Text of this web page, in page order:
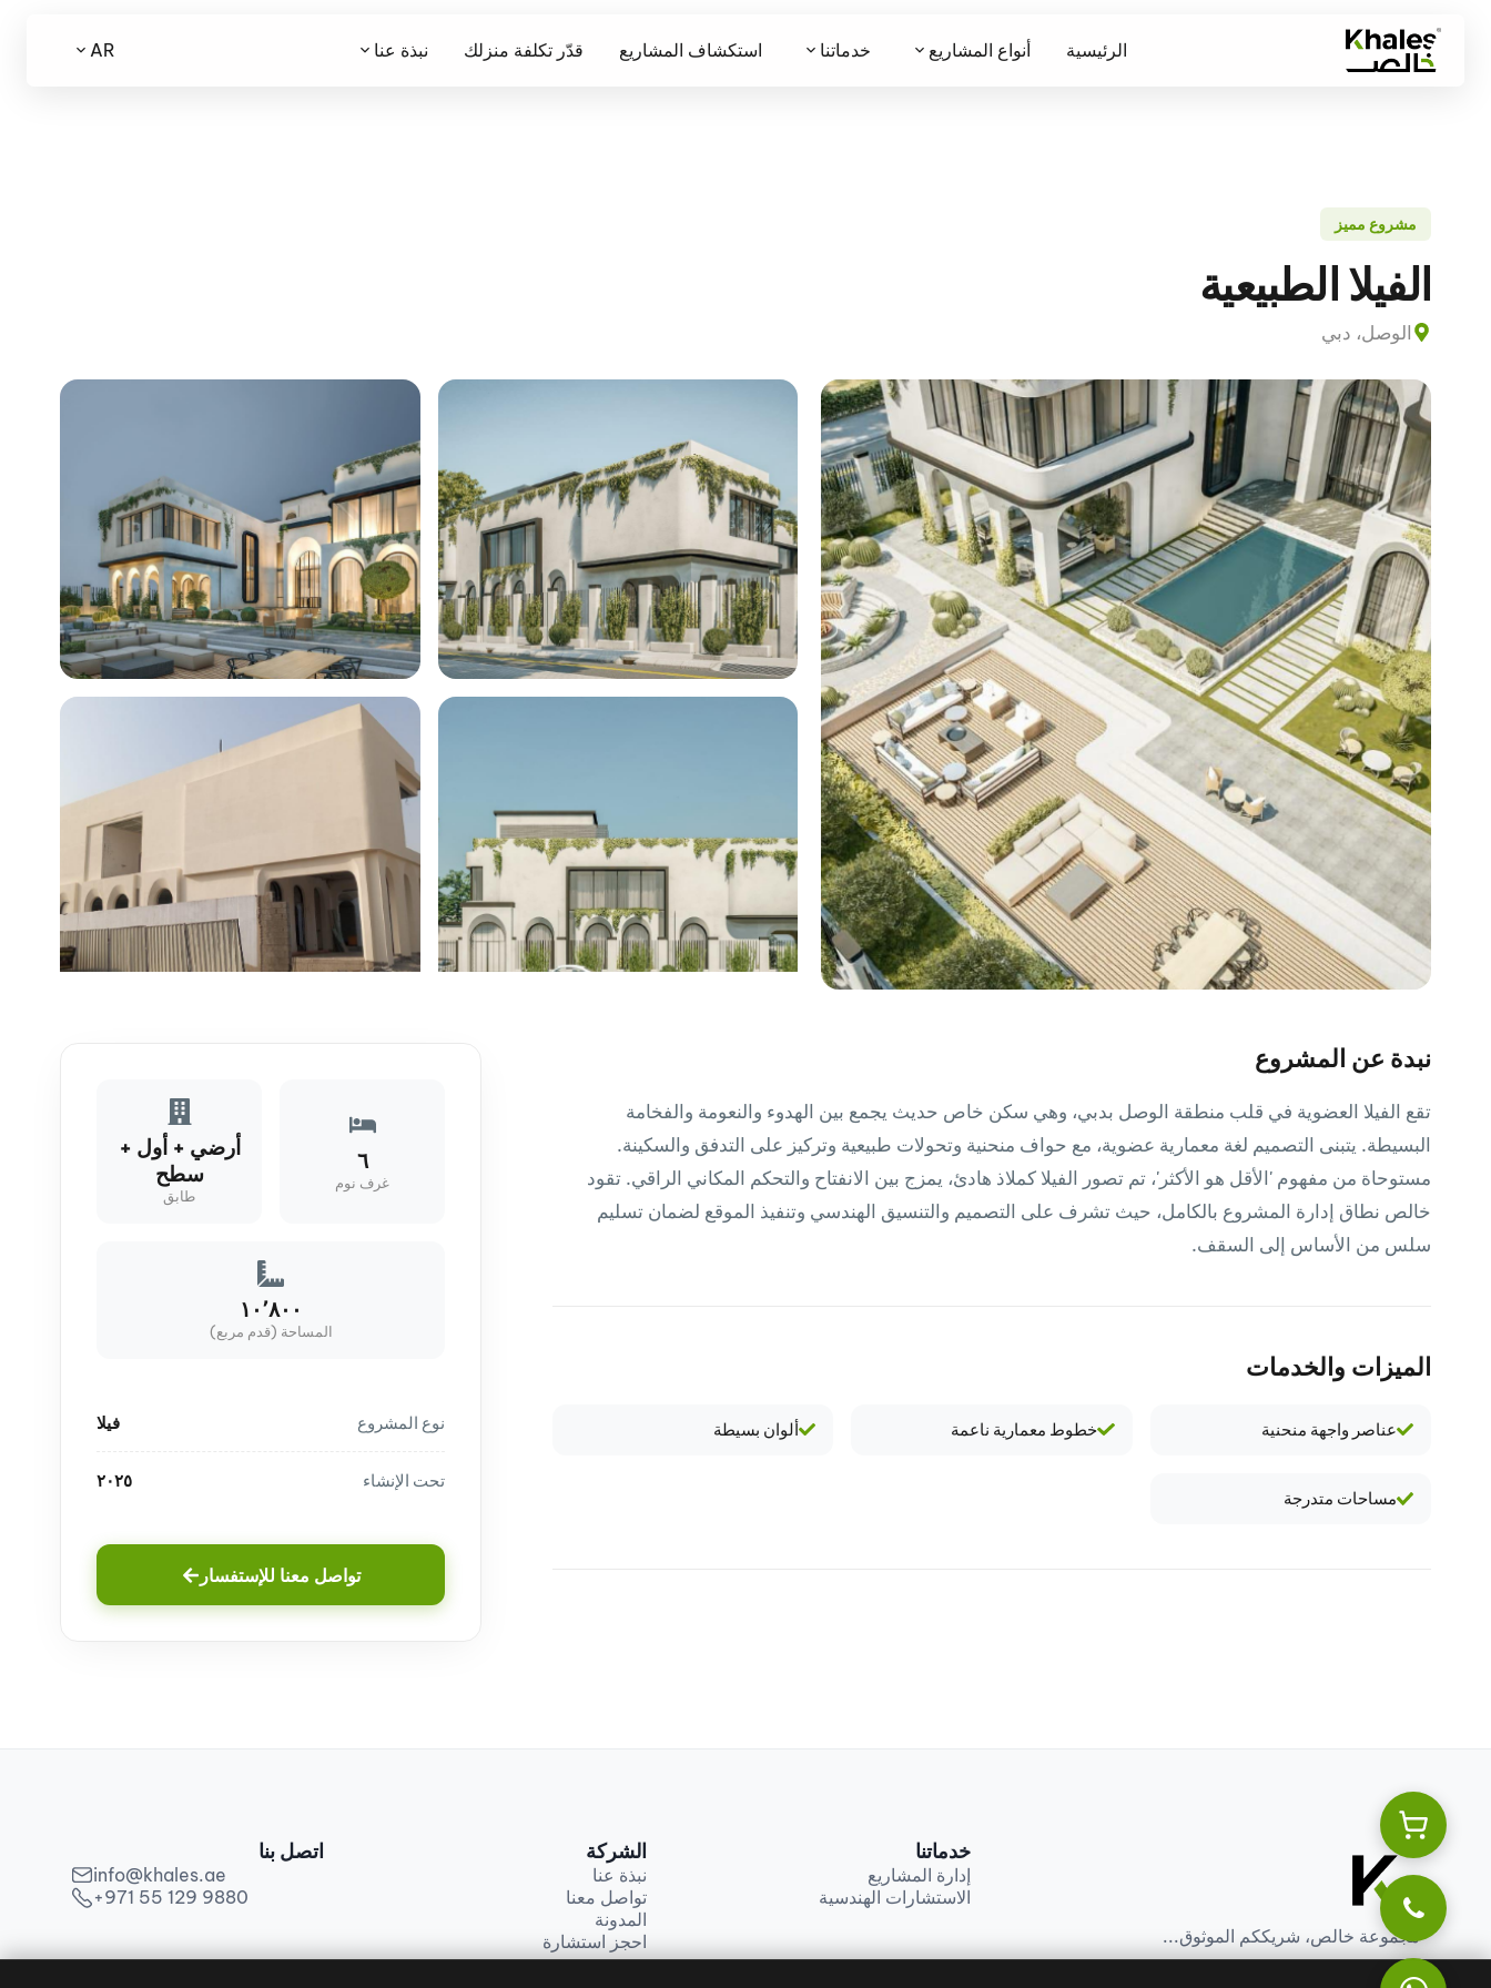
الرئيسية أنواع المشاريع خدماتنا استكشاف المشاريع قدّر تكلفة منزلك نبذة عنا AR
مشروع مميز
الفيلا الطبيعية
الوصل، دبي
نبدة عن المشروع
تقع الفيلا العضوية في قلب منطقة الوصل بدبي، وهي سكن خاص حديث يجمع بين الهدوء والنعومة والفخامة
البسيطة. يتبنى التصميم لغة معمارية عضوية، مع حواف منحنية وتحولات طبيعية وتركيز على التدفق والسكينة.
مستوحاة من مفهوم 'الأقل هو الأكثر'، تم تصور الفيلا كملاذ هادئ، يمزج بين الانفتاح والتحكم المكاني الراقي. تقود
خالص نطاق إدارة المشروع بالكامل، حيث تشرف على التصميم والتنسيق الهندسي وتنفيذ الموقع لضمان تسليم
سلس من الأساس إلى السقف.
الميزات والخدمات
عناصر واجهة منحنية خطوط معمارية ناعمة ألوان بسيطة
مساحات متدرجة
٦
غرف نوم
أرضي + أول +
سطح
طابق
١٠٬٨٠٠
المساحة (قدم مربع)
نوع المشروع فيلا
تحت الإنشاء ٢٠٢٥
تواصل معنا للإستفسار
مجموعة خالص، شريككم الموثوق...
خدماتنا
إدارة المشاريع
الاستشارات الهندسية
الشركة
نبذة عنا
تواصل معنا
المدونة
احجز استشارة
اتصل بنا
info@khales.ae
+971 55 129 9880